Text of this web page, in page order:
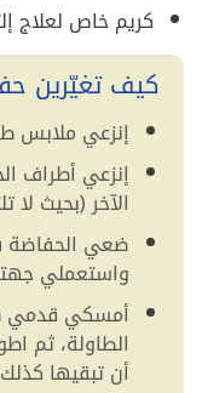
كريم خاص لعلاج
كيف تغيّرين
إنزعي ملابس
إنزعي أطراف
الآخر (بحيث
ضعي الحفاضة
واستعملي
أمسكي قدمي
الطاولة، ثم
أن تبقيها